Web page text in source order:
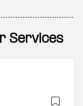
Services